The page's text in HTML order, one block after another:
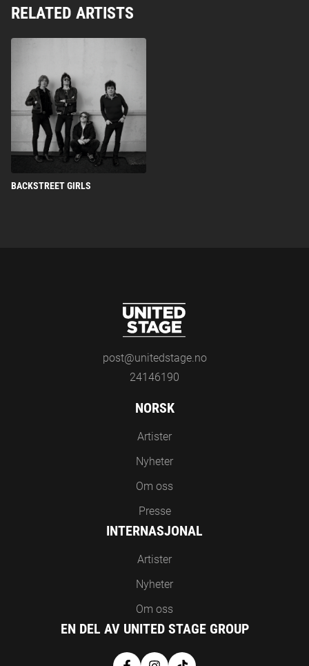
RELATED ARTISTS
BACKSTREET GIRLS
post@unitedstage.no
24146190
NORSK
Artister
Nyheter
Om oss
Presse
INTERNASJONAL
Artister
Nyheter
Om oss
EN DEL AV UNITED STAGE GROUP